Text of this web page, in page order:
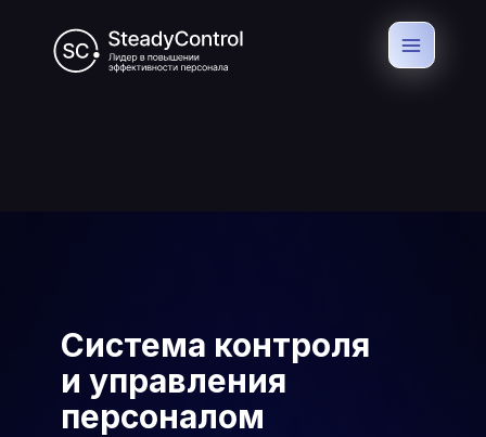
Система контроля
и управления
персоналом